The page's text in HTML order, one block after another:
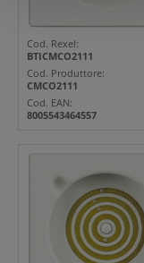
Cod. Rexel:
BTICMCO2111
Cod. Produttore:
CMCO2111
Cod. EAN:
8005543464557